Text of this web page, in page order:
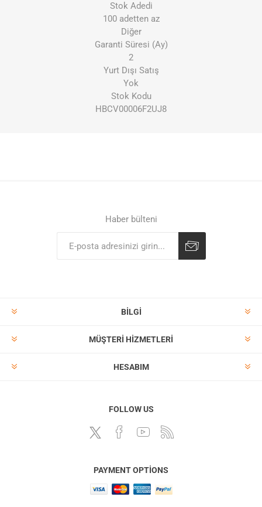
Stok Adedi
100 adetten az
Diğer
Garanti Süresi (Ay)
2
Yurt Dışı Satış
Yok
Stok Kodu
HBCV00006F2UJ8
Haber bülteni
BILGI
MÜŞTERI HIZMETLERI
HESABIM
FOLLOW US
PAYMENT OPTIONS